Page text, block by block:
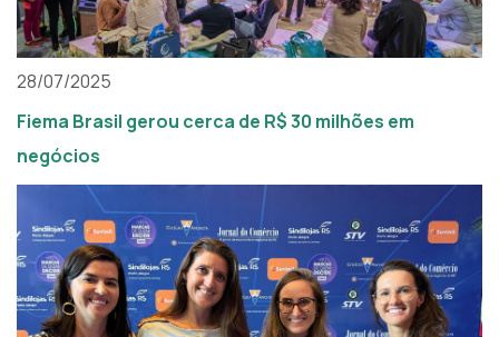
28/07/2025
Fiema Brasil gerou cerca de R$ 30 milhões em
negócios